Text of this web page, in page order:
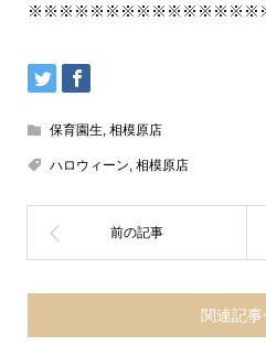
保育園生, 相模原店
ハロウィーン, 相模原店
関連記事